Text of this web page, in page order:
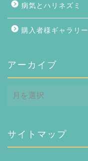
病気とハリネズミ
購入者様ギャラリー
アーカイブ
ー
ブ
サイトマップ